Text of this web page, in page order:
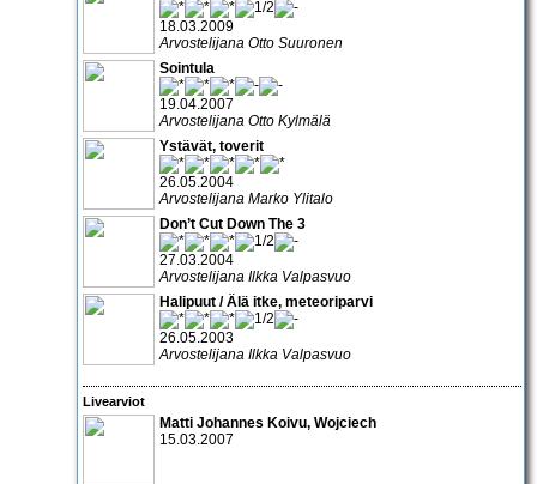
18.03.2009
Arvostelijana Otto Suuronen
Sointula
19.04.2007
Arvostelijana Otto Kylmälä
Ystävät, toverit
26.05.2004
Arvostelijana Marko Ylitalo
Don’t Cut Down The 3
27.03.2004
Arvostelijana Ilkka Valpasvuo
Halipuut / Älä itke, meteoriparvi
26.05.2003
Arvostelijana Ilkka Valpasvuo
Livearviot
Matti Johannes Koivu, Wojciech
15.03.2007